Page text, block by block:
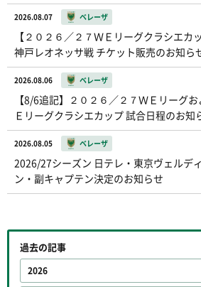
2026.08.07 ベレーザ
【２０２６／２７ＷＥリーグクラシエカ
神戸レオネッサ戦 チケット販売のお知ら
2026.08.06 ベレーザ
【8/6追記】２０２６／２７ＷＥリーグ
Ｅリーグクラシエカップ 試合日程のお知
2026.08.05 ベレーザ
2026/27シーズン 日テレ・東京ヴェルデ
ン・副キャプテン決定のお知らせ
過去の記事
2026